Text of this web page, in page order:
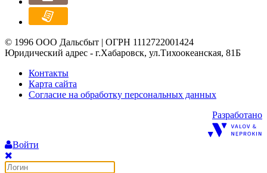
© 1996 ООО Дальсбыт | ОГРН 1112722001424
Юридический адрес - г.Хабаровск, ул.Тихоокеанская, 81Б
Контакты
Карта сайта
Согласие на обработку персональных данных
Разработано
Войти